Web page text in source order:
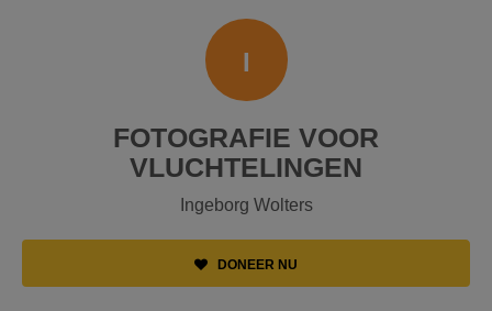
I
FOTOGRAFIE VOOR
VLUCHTELINGEN
Ingeborg Wolters
DONEER NU